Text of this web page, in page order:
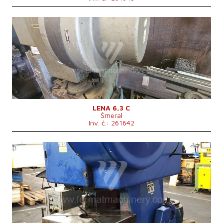
Rok výroby:
1993
Jmenovitá tvářecí síla lisu
63 t
Rozměry pracovní plochy stolumm
Max. zdvih beranu
6-40 mm
Přestavení beranu
45 mm
Hmotnost stroje
630 kg
Řídící systém
ne
LENA 6,3 C
Šmeral
Inv. č.: 261642
Rok výroby:
1991
Jmenovitá tvářecí síla lisu
63 t
Rozměry pracovní plochy stolu800x630 mm
Zdvih beranu
10-105 mm
Přestavení beranu
70 mm
Počet zdvihů
65, 120 /min
Výkon hlavního elektromotoru 4/7,5 kW
Rozměry d x š x v
1400x18502550 mm